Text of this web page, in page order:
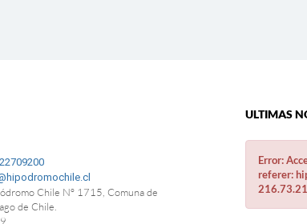
Chile Nº 1715, Comuna de
de Chile.
ULTIMAS